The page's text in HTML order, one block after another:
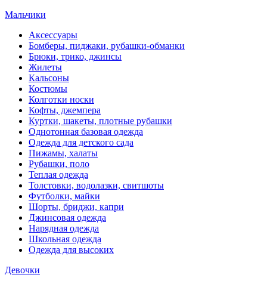
Мальчики
Аксессуары
Бомберы, пиджаки, рубашки-обманки
Брюки, трико, джинсы
Жилеты
Кальсоны
Костюмы
Колготки носки
Кофты, джемпера
Куртки, шакеты, плотные рубашки
Однотонная базовая одежда
Одежда для детского сада
Пижамы, халаты
Рубашки, поло
Теплая одежда
Толстовки, водолазки, свитшоты
Футболки, майки
Шорты, бриджи, капри
Джинсовая одежда
Нарядная одежда
Школьная одежда
Одежда для высоких
Девочки